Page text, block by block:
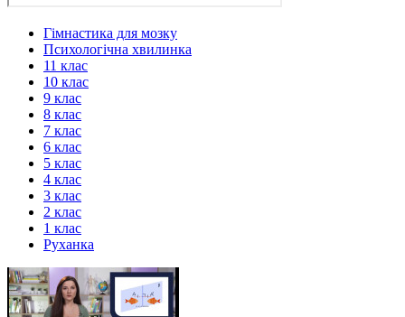
Гімнастика для мозку
Психологічна хвилинка
11 клас
10 клас
9 клас
8 клас
7 клас
6 клас
5 клас
4 клас
3 клас
2 клас
1 клас
Руханка